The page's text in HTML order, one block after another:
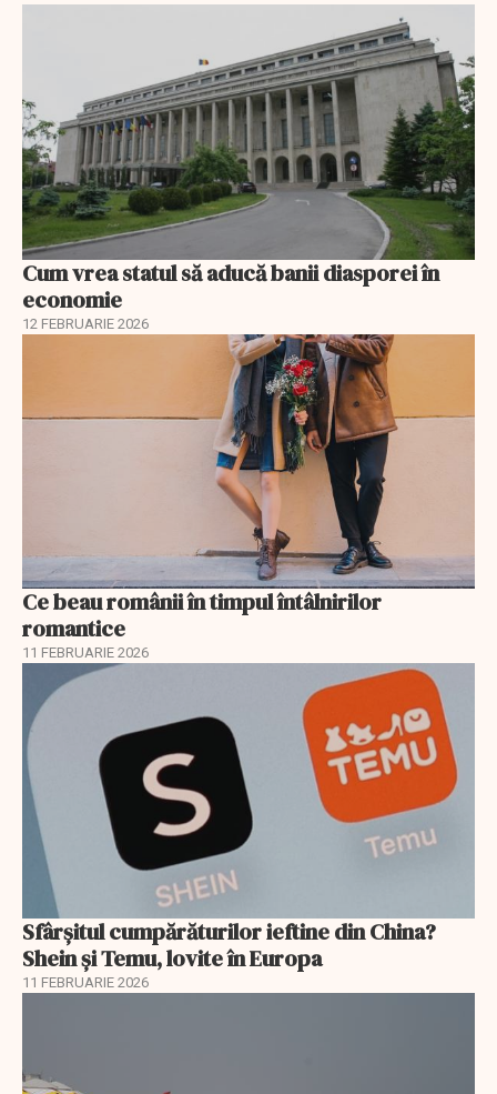
Cum vrea statul să aducă banii diasporei în
economie
12 FEBRUARIE 2026
Ce beau românii în timpul întâlnirilor
romantice
11 FEBRUARIE 2026
Sfârșitul cumpărăturilor ieftine din China?
Shein și Temu, lovite în Europa
11 FEBRUARIE 2026